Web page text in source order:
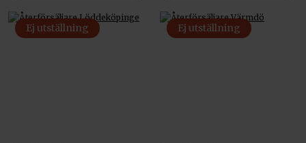
Ej utställning Ej utställning